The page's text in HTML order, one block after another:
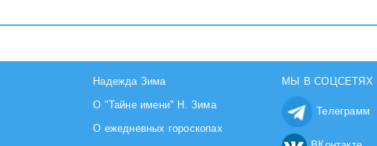
Надежда Зима
О "Тайне имени" Н. Зима
О ежедневных гороскопах
МЫ В СОЦСЕТЯХ
Телеграмм